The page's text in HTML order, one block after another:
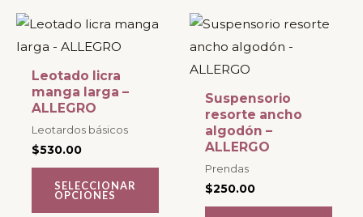
Leotado licra
manga larga –
ALLEGRO
Leotardos básicos
$530.00
SELECCIONAR
OPCIONES
Este
producto
tiene
múltiples
variantes.
Las
opciones
pueden
Suspensorio
resorte ancho
algodón –
ALLERGO
Prendas
$250.00
Este
producto
tiene
múltiples
variantes.
Las
se
pueden